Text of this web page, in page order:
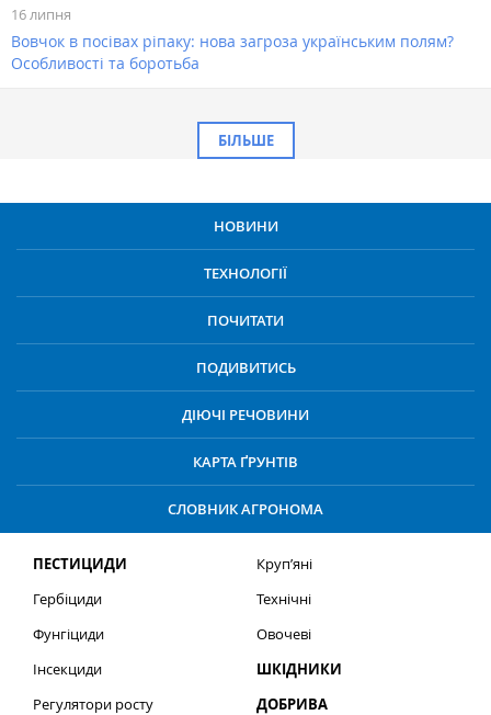
16 липня
Вовчок в посівах ріпаку: нова загроза українським полям?
Особливості та боротьба
БІЛЬШЕ
НОВИНИ
ТЕХНОЛОГІЇ
ПОЧИТАТИ
ПОДИВИТИСЬ
ДІЮЧІ РЕЧОВИНИ
КАРТА ҐРУНТІВ
СЛОВНИК АГРОНОМА
ПЕСТИЦИДИ
Гербіциди
Фунгіциди
Інсекциди
Регулятори росту
Круп’яні
Технічні
Овочеві
ШКІДНИКИ
ДОБРИВА